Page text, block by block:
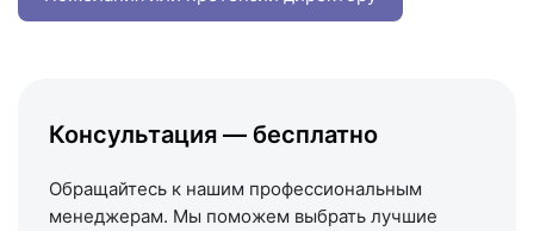
Написать в МАКС
Схема проезда
Консультация — бесплатно
Обращайтесь к нашим профессиональным
менеджерам. Мы поможем выбрать лучшие